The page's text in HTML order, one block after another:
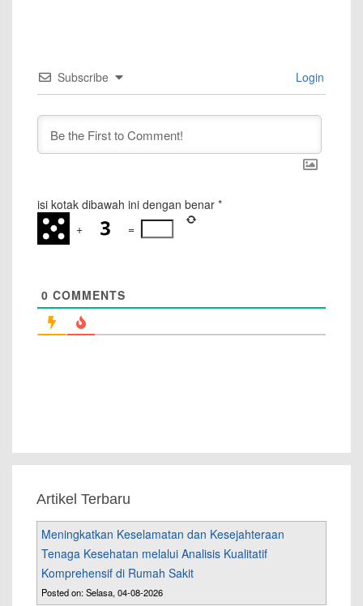
Subscribe Login
isi kotak dibawah ini dengan benar *
+
=
0 COMMENTS
Artikel Terbaru
Meningkatkan Keselamatan dan Kesejahteraan
Tenaga Kesehatan melalui Analisis Kualitatif
Komprehensif di Rumah Sakit
Posted on: Selasa, 04-08-2026